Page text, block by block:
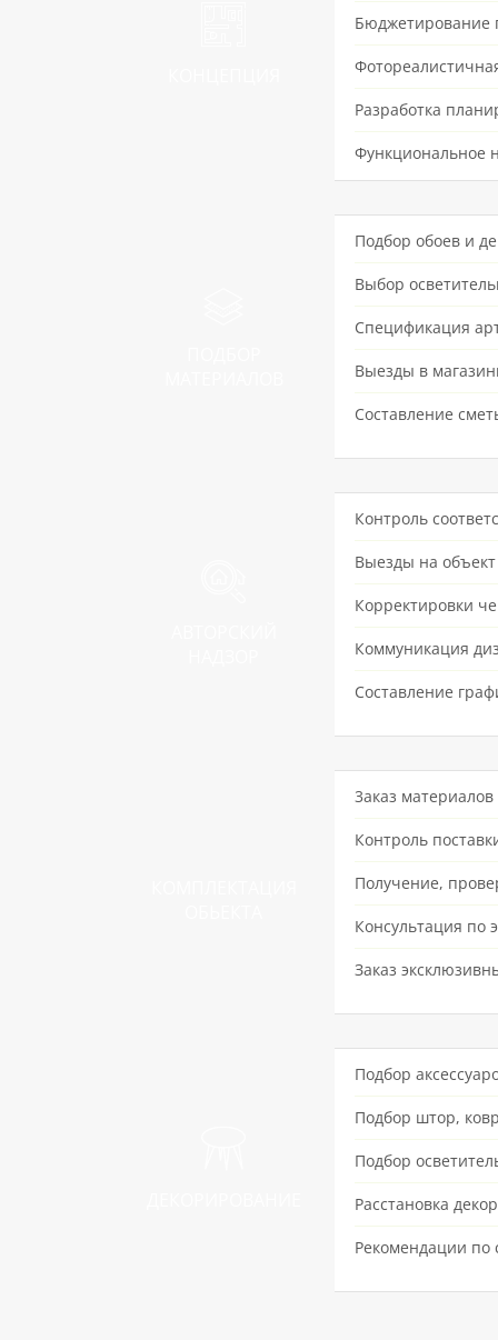
Бюджетирование
Разработка
Функциональное
Подбор обоев и
Выбор
Спецификация
Выезды в
Составление
Контроль
Выезды на
Корректировки
Коммуникация
Составление
3аказ
Контроль
Получение,
Консультация по
Заказ
Подбор
Подбор штор,
Подбор
Расстановка
Рекомендации по